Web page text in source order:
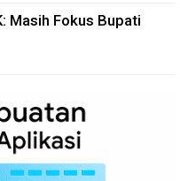
Masih Fokus Bupati